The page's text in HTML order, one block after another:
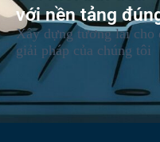
với nền tảng
Xây dựng tương lai cho
giải pháp của chúng tôi